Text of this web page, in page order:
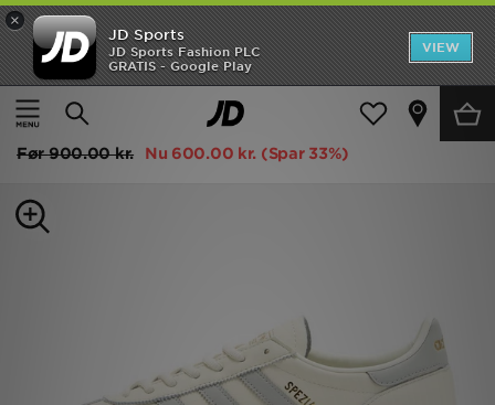
×
JD Sports
JD Sports Fashion PLC
GRATIS - Google Play
VIEW
Hjem
Herrer Herresko Trainers
adidas Originals Handball Spezial Herre
Før900.00 kr. Nu 600.00 kr. (Spar 33%)
Hjem
UDSALG
Damer